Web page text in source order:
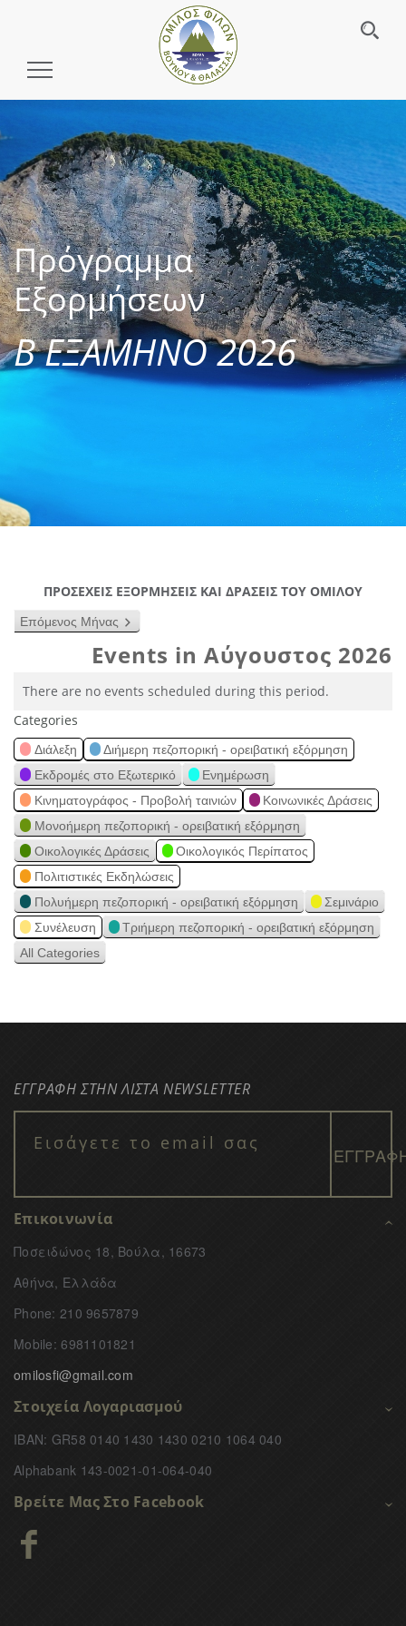
Toggle
Πρόγραμμα
Εξορμήσεων
Β ΕΞΑΜΗΝΟ 2026
ΠΡΟΣΕΧΕΙΣ ΕΞΟΡΜΗΣΕΙΣ ΚΑΙ ΔΡΑΣΕΙΣ ΤΟΥ ΟΜΙΛΟΥ
Επόμενος Μήνας
Events in Αύγουστος 2026
There are no events scheduled during this period.
Categories
Διάλεξη
Διήμερη πεζοπορική - ορειβατική εξόρμηση
Εκδρομές στο Εξωτερικό
Ενημέρωση
Κινηματογράφος - Προβολή ταινιών
Κοινωνικές Δράσεις
Μονοήμερη πεζοπορική - ορειβατική εξόρμηση
Οικολογικές Δράσεις
Οικολογικός Περίπατος
Πολιτιστικές Εκδηλώσεις
Πολυήμερη πεζοπορική - ορειβατική εξόρμηση
Σεμινάριο
Συνέλευση
Τριήμερη πεζοπορική - ορειβατική εξόρμηση
All Categories
ΕΓΓΡΑΦΗ ΣΤΗΝ ΛΙΣΤΑ NEWSLETTER
Επικοινωνία
Ποσειδώνος 18, Βούλα, 16673
Αθήνα, Ελλάδα
Phone: 210 9657879
Mobile: 6981101821
omilosfi@gmail.com
Στοιχεία Λογαριασμού
IBAN: GR58 0140 1430 1430 0210 1064 040
Alphabank 143-0021-01-064-040
Βρείτε Μας Στο Facebook